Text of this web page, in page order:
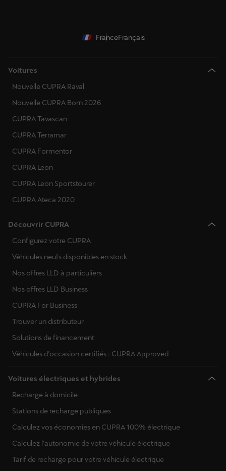
FranceFrançais
Voitures
Nouvelle CUPRA Raval
Nouvelle CUPRA Born 2026
CUPRA Tavascan
CUPRA Terramar
CUPRA Formentor
CUPRA Leon
CUPRA Leon Sportstourer
CUPRA Ateca 2020
Découvrir CUPRA
Configurez votre CUPRA
Véhicules neufs disponibles en stock
Nos offres LLD à particuliers
Nos offres LLD Business
CUPRA For Business
Trouver un distributeur
Solutions de financement
Véhicules d’occasion certifiés : CUPRA Approved
Voitures électriques et hybrides
Recharge à domicile
Stations de recharge publiques
Calculez vos économies en CUPRA 100% électrique
Calculez l'autonomie de votre véhicule électrique
Tarif de recharge pour votre véhicule électrique